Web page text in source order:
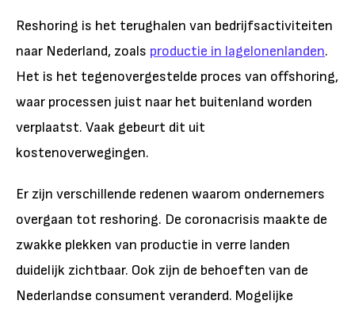
Reshoring is het terughalen van bedrijfsactiviteiten
naar Nederland, zoals productie in lagelonenlanden.
Het is het tegenovergestelde proces van offshoring,
waar processen juist naar het buitenland worden
verplaatst. Vaak gebeurt dit uit
kostenoverwegingen.
Er zijn verschillende redenen waarom ondernemers
overgaan tot reshoring. De coronacrisis maakte de
zwakke plekken van productie in verre landen
duidelijk zichtbaar. Ook zijn de behoeften van de
Nederlandse consument veranderd. Mogelijke